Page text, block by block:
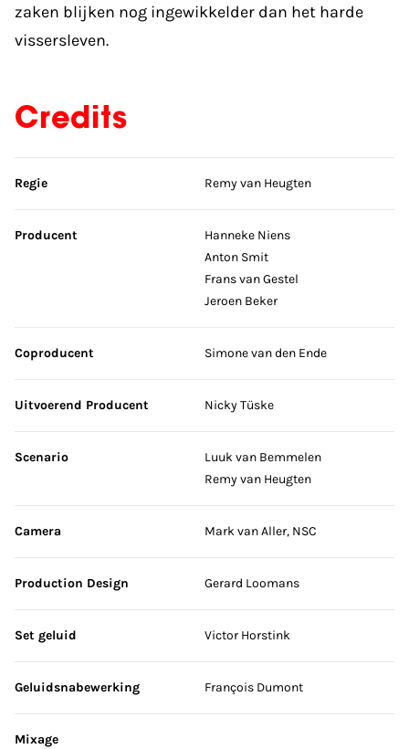
zaken blijken nog ingewikkelder dan het harde
vissersleven.
Credits
Sla credits over
Regie Remy van Heugten
Producent
Hanneke Niens
Anton Smit
Frans van Gestel
Jeroen Beker
Coproducent Simone van den Ende
Uitvoerend Producent Nicky Tüske
Scenario
Luuk van Bemmelen
Remy van Heugten
Camera Mark van Aller, NSC
Production Design Gerard Loomans
Set geluid Victor Horstink
Geluidsnabewerking François Dumont
Mixage